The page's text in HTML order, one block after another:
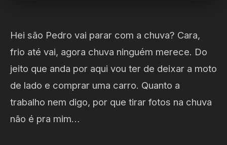
Hei são Pedro vai parar com a chuva? Cara,
frio até vai, agora chuva ninguém merece. Do
jeito que anda por aqui vou ter de deixar a moto
de lado e comprar uma carro. Quanto a
trabalho nem digo, por que tirar fotos na chuva
não é pra mim…